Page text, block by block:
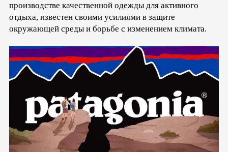
производстве качественной одежды для активного
отдыха, известен своими усилиями в защите
окружающей среды и борьбе с изменением климата.